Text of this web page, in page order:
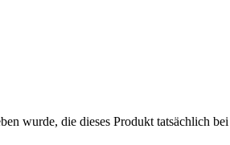
wurde, die dieses Produkt tatsächlich